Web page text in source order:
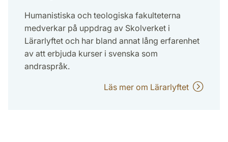
Humanistiska och teologiska fakulteterna
medverkar på uppdrag av Skolverket i
Lärarlyftet och har bland annat lång erfarenhet
av att erbjuda kurser i svenska som
andraspråk.
Läs mer om Lärarlyftet